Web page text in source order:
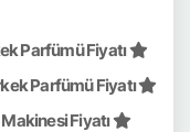
Parfümü Fiyatı
Parfümü Fiyatı
Fiyatı